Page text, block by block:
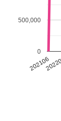
202106
0
500,000